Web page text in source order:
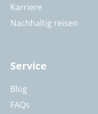
Karriere
Nachhaltig reisen
Service
Blog
FAQs